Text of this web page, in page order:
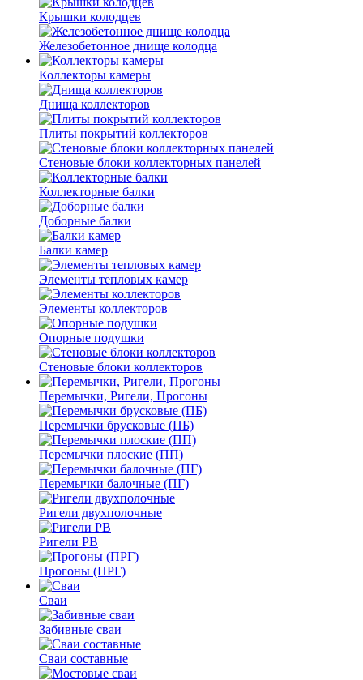
Крышки колодцев
Железобетонное днище колодца
Коллекторы камеры
Днища коллекторов
Плиты покрытий коллекторов
Стеновые блоки коллекторных панелей
Коллекторные балки
Доборные балки
Балки камер
Элементы тепловых камер
Элементы коллекторов
Опорные подушки
Стеновые блоки коллекторов
Перемычки, Ригели, Прогоны
Перемычки брусковые (ПБ)
Перемычки плоские (ПП)
Перемычки балочные (ПГ)
Ригели двухполочные
Ригели РВ
Прогоны (ПРГ)
Сваи
Забивные сваи
Сваи составные